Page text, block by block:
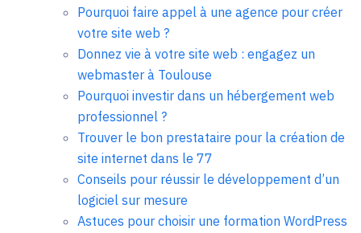
Pourquoi faire appel à une agence pour créer
votre site web ?
Donnez vie à votre site web : engagez un
webmaster à Toulouse
Pourquoi investir dans un hébergement web
professionnel ?
Trouver le bon prestataire pour la création de
site internet dans le 77
Conseils pour réussir le développement d’un
logiciel sur mesure
Astuces pour choisir une formation WordPress